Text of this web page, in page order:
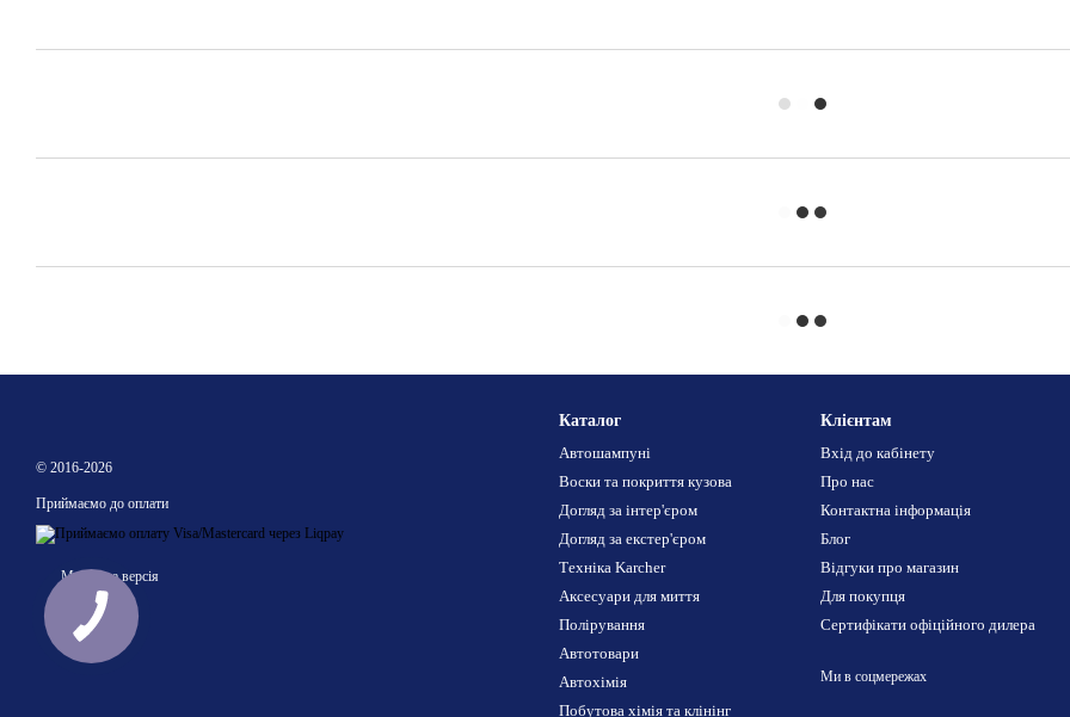
© 2016-2026
Приймаємо до оплати
Мобільна версія
Каталог
Автошампуні
Воски та покриття кузова
Догляд за інтер'єром
Догляд за екстер'єром
Техніка Karcher
Аксесуари для миття
Полірування
Автотовари
Автохімія
Побутова хімія та клінінг
Клієнтам
Вхід до кабінету
Про нас
Контактна інформація
Блог
Відгуки про магазин
Для покупця
Сертифікати офіційного дилера
Ми в соцмережах